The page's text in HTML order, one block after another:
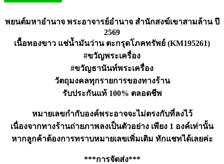
พยนต์มหาอำนาจ พระอาจารย์อำนาจ สำนักสงฆ์เขาสามล้าน ปี
2569
เนื้อทองขาว แช่น้ำมันว่าน ตะกรุดโภคทรัพย์ (KM195261)
#ขวัญพระเครื่อง
#ขวัญธานันท์พระเครื่อง
วัตถุมงคลทุกรายการของทางร้าน
รับประกันแท้ 100% ตลอดชีพ
หมายเลขกำกับองค์พระอาจจะไม่ตรงกับที่ลงไว้
เนื่องจากทางร้านถ่ายภาพลงเป็นตัวอย่าง เพียง 1 องค์เท่านั้น
หากลูกค้าต้องการทราบหมายเลขเพิ่มเติม ทักแชทได้เลยค่ะ
***การจัดส่ง***